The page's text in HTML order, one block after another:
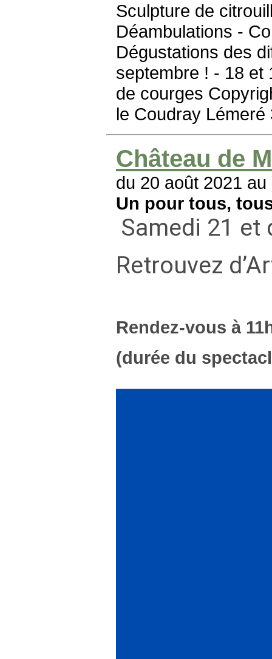
Sculpture de
Déambulations -
Dégustations des
septembre ! - 18 et
de courges
le Coudray
Château de
du 20 août 2021
Un pour tous,
Samedi 21 et
Retrouvez
Rendez-vous à
(durée du